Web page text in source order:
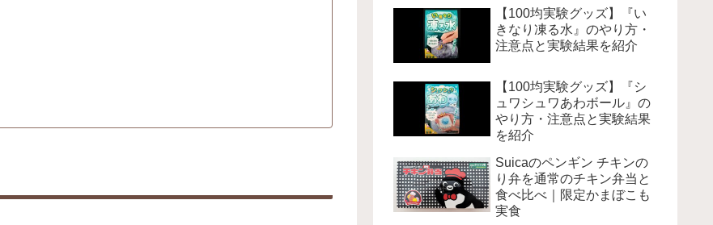
【100均実験グッズ】『い
きなり凍る水』のやり方・
注意点と実験結果を紹介
【100均実験グッズ】『シ
ュワシュワあわボール』の
やり方・注意点と実験結果
を紹介
Suicaのペンギン チキンの
り弁を通常のチキン弁当と
食べ比べ｜限定かまぼこも
実食